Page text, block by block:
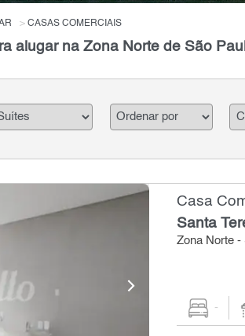
CASAS COMERCIAIS
alugar na Zona Norte de São
Casa
Santa
Zona Norte -
-